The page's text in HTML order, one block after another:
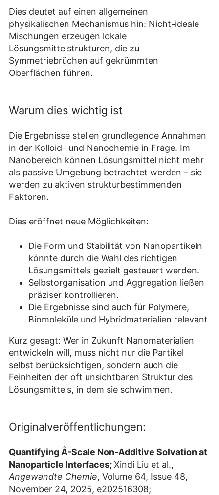
Dies deutet auf einen allgemeinen
physikalischen Mechanismus hin: Nicht-ideale
Mischungen erzeugen lokale
Lösungsmittelstrukturen, die zu
Symmetriebrüchen auf gekrümmten
Oberflächen führen.
Warum dies wichtig ist
Die Ergebnisse stellen grundlegende Annahmen
in der Kolloid- und Nanochemie in Frage. Im
Nanobereich können Lösungsmittel nicht mehr
als passive Umgebung betrachtet werden – sie
werden zu aktiven strukturbestimmenden
Faktoren.
Dies eröffnet neue Möglichkeiten:
Die Form und Stabilität von Nanopartikeln
könnte durch die Wahl des richtigen
Lösungsmittels gezielt gesteuert werden.
Selbstorganisation und Aggregation ließen
präziser kontrollieren.
Die Ergebnisse sind auch für Polymere,
Biomoleküle und Hybridmaterialien relevant.
Kurz gesagt: Wer in Zukunft Nanomaterialien
entwickeln will, muss nicht nur die Partikel
selbst berücksichtigen, sondern auch die
Feinheiten der oft unsichtbaren Struktur des
Lösungsmittels, in dem sie schwimmen.
Originalveröffentlichungen:
Quantifying Å-Scale Non-Additive Solvation at
Nanoparticle Interfaces;Xindi Liu et al.,
Angewandte Chemie, Volume 64, Issue 48,
November 24, 2025, e202516308;